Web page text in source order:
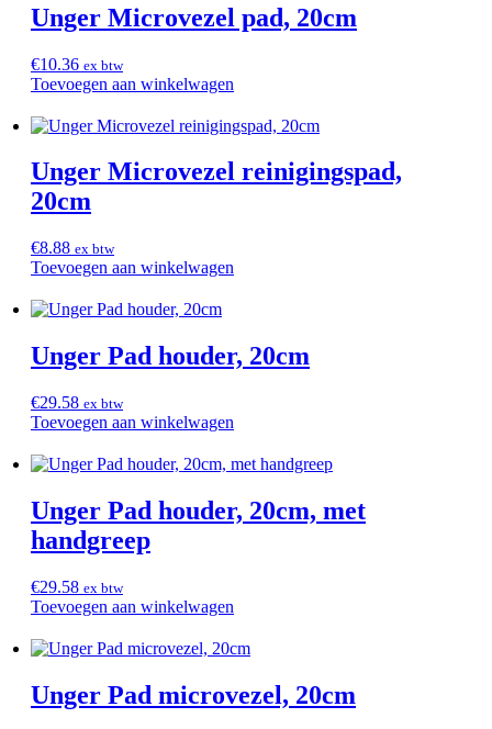
Unger Microvezel pad, 20cm
€10.36 ex btw
Toevoegen aan winkelwagen
Unger Microvezel reinigingspad,
20cm
€8.88 ex btw
Toevoegen aan winkelwagen
Unger Pad houder, 20cm
€29.58 ex btw
Toevoegen aan winkelwagen
Unger Pad houder, 20cm, met
handgreep
€29.58 ex btw
Toevoegen aan winkelwagen
Unger Pad microvezel, 20cm